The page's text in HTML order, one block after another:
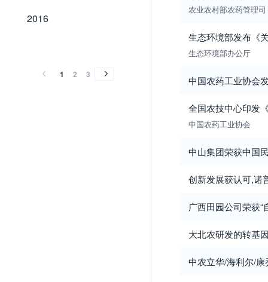
2016
2016
1 2 3
农业农村部农药管理司
生态环境部发布《
生态环境部办公厅
中国农药工业协会
全国农技中心印发
中国农药工业协会
中山集团荣获中国
创新发展获认可,诺
广西田园公司荣获
大北农研发的转基
中农立华/海利尔/